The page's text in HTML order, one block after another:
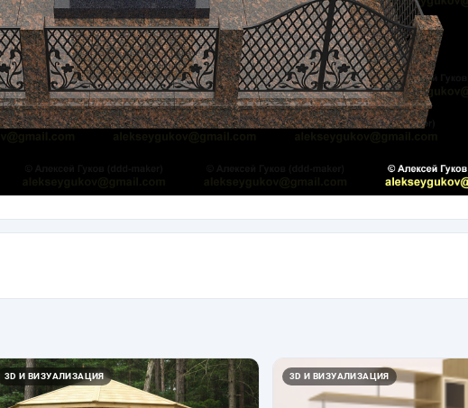
3D И ВИЗУАЛИЗАЦИЯ 3D И ВИЗУАЛИЗАЦИЯ